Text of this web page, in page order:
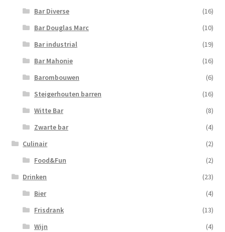
Bar Diverse
(16)
Bar Douglas Marc
(10)
Bar industrial
(19)
Bar Mahonie
(16)
Barombouwen
(6)
Steigerhouten barren
(16)
Witte Bar
(8)
Zwarte bar
(4)
Culinair
(2)
Food&Fun
(2)
Drinken
(23)
Bier
(4)
Frisdrank
(13)
Wijn
(4)